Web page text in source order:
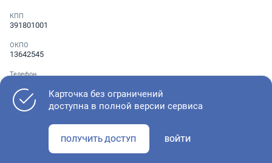
КПП
391801001
ОКПО
13642545
Телефон
Как оценить состояние компании
Карточка без ограничений
доступна в полной версии сервиса
ПОЛУЧИТЬ ДОСТУП ВОЙТИ